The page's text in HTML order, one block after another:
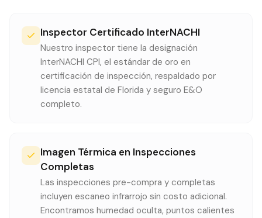
Inspector Certificado InterNACHI
Nuestro inspector tiene la designación
InterNACHI CPI, el estándar de oro en
certificación de inspección, respaldado por
licencia estatal de Florida y seguro E&O
completo.
Imagen Térmica en Inspecciones
Completas
Las inspecciones pre-compra y completas
incluyen escaneo infrarrojo sin costo adicional.
Encontramos humedad oculta, puntos calientes